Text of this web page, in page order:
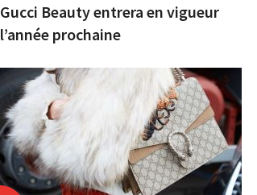
Gucci Beauty entrera en vigueur
l’année prochaine